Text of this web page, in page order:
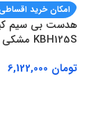
امکان خرید
هدست بی سیم
KBH125S مشکی
تومان